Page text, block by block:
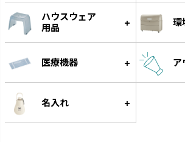
インテリアにマッチするデザイ
ンです。
つくりおき
ハウスウェア
用品
環
医療機器 ア
名入れ